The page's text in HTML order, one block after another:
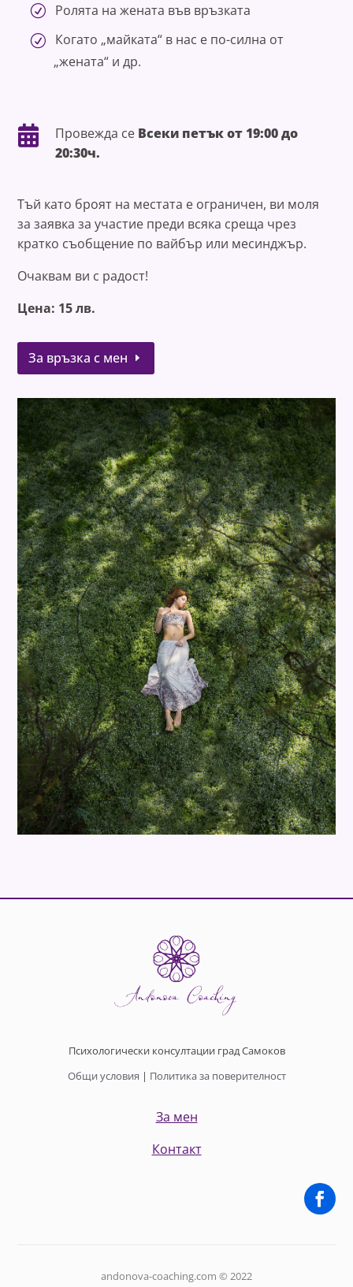
Ролята на жената във връзката
Когато „майката“ в нас е по-силна от
„жената“ и др.
 Провежда се Всеки петък от 19:00 до
20:30ч.
Тъй като броят на местата е ограничен, ви моля
за заявка за участие преди всяка среща чрез
кратко съобщение по вайбър или месинджър.
Очаквам ви с радост!
Цена: 15 лв.
За връзка с мен
Психологически консултации град Самоков
Общи условия | Политика за поверителност
За мен
Контакт
andonova-coaching.com © 2022